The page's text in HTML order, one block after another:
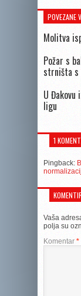
POVEZANE
Molitva
Požar s
strništa s
U Đakovu
ligu
1
Pingback:
Vaša
polja su
Komentar *